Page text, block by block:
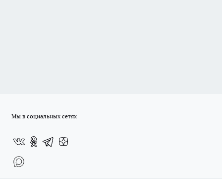
Мы в социальных сетях